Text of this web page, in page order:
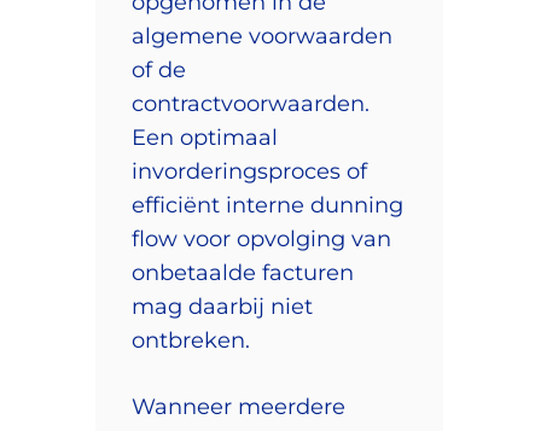
algemene voorwaarden
of de
contractvoorwaarden.
Een optimaal
invorderingsproces of
efficiënt interne dunning
flow voor opvolging van
onbetaalde facturen
mag daarbij niet
ontbreken.
Wanneer meerdere